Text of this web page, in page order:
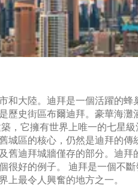
和大陸。迪拜是一個活躍的
歷史街區布爾迪拜。豪華海
，它擁有世界上唯一的七星
城區的核心，仍然是迪拜的
舊迪拜城牆僅存的部分。迪
很好的例子。 迪拜是一個不
最令人興奮的地方之一。